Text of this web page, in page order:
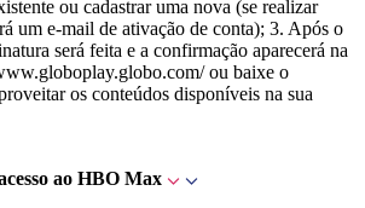
ou cadastrar uma nova (se realizar
um e-mail de ativação de conta); 3. Após o
será feita e a confirmação aparecerá na
ou baixe o
os conteúdos disponíveis na sua
ao HBO Max